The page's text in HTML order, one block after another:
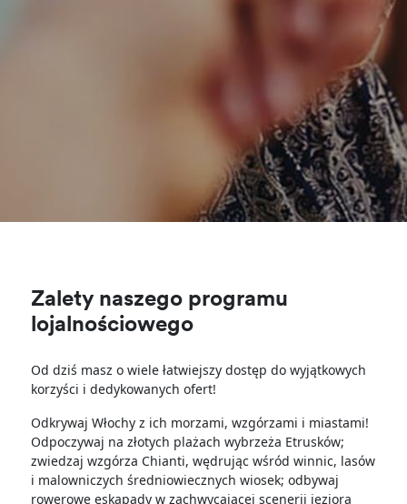
Zalety naszego programu
lojalnościowego
Od dziś masz o wiele łatwiejszy dostęp do wyjątkowych
korzyści i dedykowanych ofert!
Odkrywaj Włochy z ich morzami, wzgórzami i miastami!
Odpoczywaj na złotych plażach wybrzeża Etrusków;
zwiedzaj wzgórza Chianti, wędrując wśród winnic, lasów
i malowniczych średniowiecznych wiosek; odbywaj
rowerowe eskapady w zachwycającej scenerii jeziora